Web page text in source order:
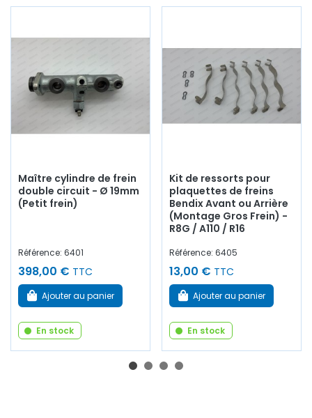
Maître cylindre de frein
double circuit - Ø 19mm
(Petit frein)
Référence: 6401
398,00 € TTC
Ajouter au panier
En stock
Kit de ressorts pour
plaquettes de freins
Bendix Avant ou Arrière
(Montage Gros Frein) -
R8G / A110 / R16
Référence: 6405
13,00 € TTC
Ajouter au panier
En stock